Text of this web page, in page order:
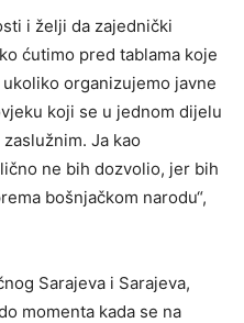
i želji da zajednički
ćutimo pred tablama koje
organizujemo javne
koji se u jednom dijelu
Ja kao
ne bih dozvolio, jer bih
bošnjačkom narodu“,
Sarajeva i Sarajeva,
momenta kada se na